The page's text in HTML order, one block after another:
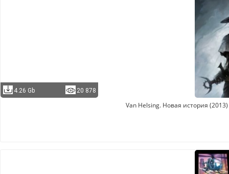
4.26 Gb 20 878
Van Helsing. Новая история (2013)